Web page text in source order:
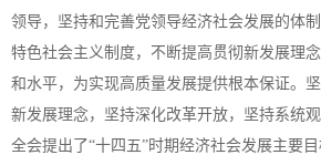
领导，坚持和完善党领导经济社会发展的体
特色社会主义制度，不断提高贯彻新发展理
和水平，为实现高质量发展提供根本保证。
新发展理念，坚持深化改革开放，坚持系统观
全会提出了“十四五”时期经济社会发展主要